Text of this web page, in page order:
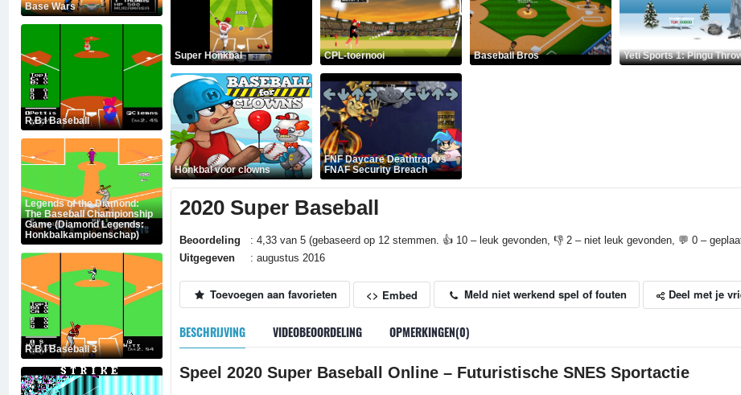
Base Wars
R.B.I Baseball
Legends of the Diamond:
The Baseball Championship
Game (Diamond Legends:
Honkbalkampioenschap)
R.B.I Baseball 3
Super Honkbal CPL-toernooi Baseball Bros Yeti Sports 1: Pingu
Honkbal voor clowns
FNF Daycare Deathtrap vs
FNAF Security Breach
2020 Super Baseball
Beoordeling
: 4,33 van 5 (gebaseerd op 12 stemmen. 👍 10 – leuk gevonden, 👎 2 – niet leuk gevonden, 💬 0 –
Uitgegeven
: augustus 2016
Toevoegen aan favorieten <> Embed Meld niet werkend spel of fouten Deel met je
BESCHRIJVING VIDEOBEOORDELING OPMERKINGEN(0)
Speel 2020 Super Baseball Online – Futuristische SNES Sportactie